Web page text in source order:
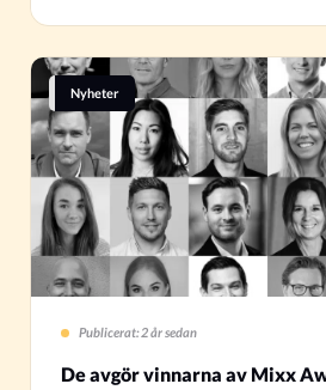
Nyheter
Publicerat: 2 år sedan
De avgör vinnarna av Mixx